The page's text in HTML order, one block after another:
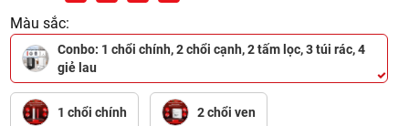
Màu sắc:
Conbo: 1 chổi chính, 2 chổi cạnh, 2 tấm lọc, 3 túi rác, 4
giẻ lau
1 chổi chính 2 chổi ven